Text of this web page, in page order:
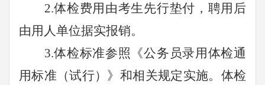
2.体检费用由考生先行垫付，聘用后
由用人单位据实报销。
3.体检标准参照《公务员录用体检通
用标准（试行）》和相关规定实施。体检